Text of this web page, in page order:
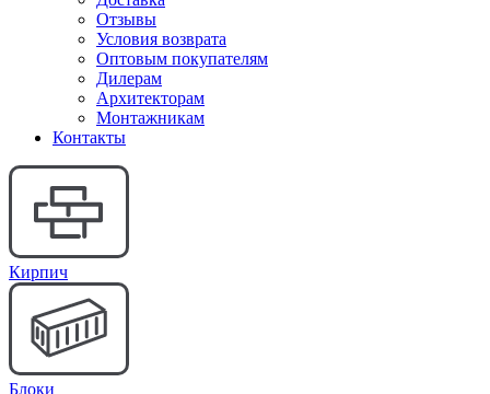
Отзывы
Условия возврата
Оптовым покупателям
Дилерам
Архитекторам
Монтажникам
Контакты
Кирпич
Блоки